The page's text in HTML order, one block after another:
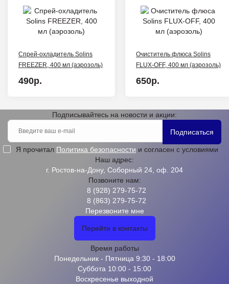
Спрей-охладитель Solins
FREEZER, 400 мл (аэрозоль)
490р.
Очиститель флюса Solins
FLUX-OFF, 400 мл (аэрозоль)
650р.
Подписывайтесь на новости и акции:
Подписаться
Я прочитал Политика безопасности и согласен с условиями
Наш адрес:
г. Ростов-на-Дону, Соборный 24, оф. 204
Позвоните нам:
8 (928) 279-75-72
8 (863) 279-75-72
Перезвоните мне
Перейти в контакты
Время работы
Понедельник - Пятница 9:30 - 18:00
Суббота 10:00 - 15:00
Воскресенье выходной